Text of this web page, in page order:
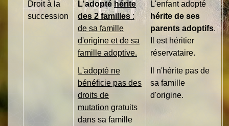
Droit à la
succession
L'adoptéhérite
des 2 familles:
de sa famille
d'origine et de sa
famille adoptive.
L'adopté ne
bénéficie pas des
droits de
mutation gratuits
dans sa famille
L'enfant adopté
hérite de ses
parents adoptifs.
Il est héritier
réservataire.
Il n'hérite pas de
sa famille
d'origine.